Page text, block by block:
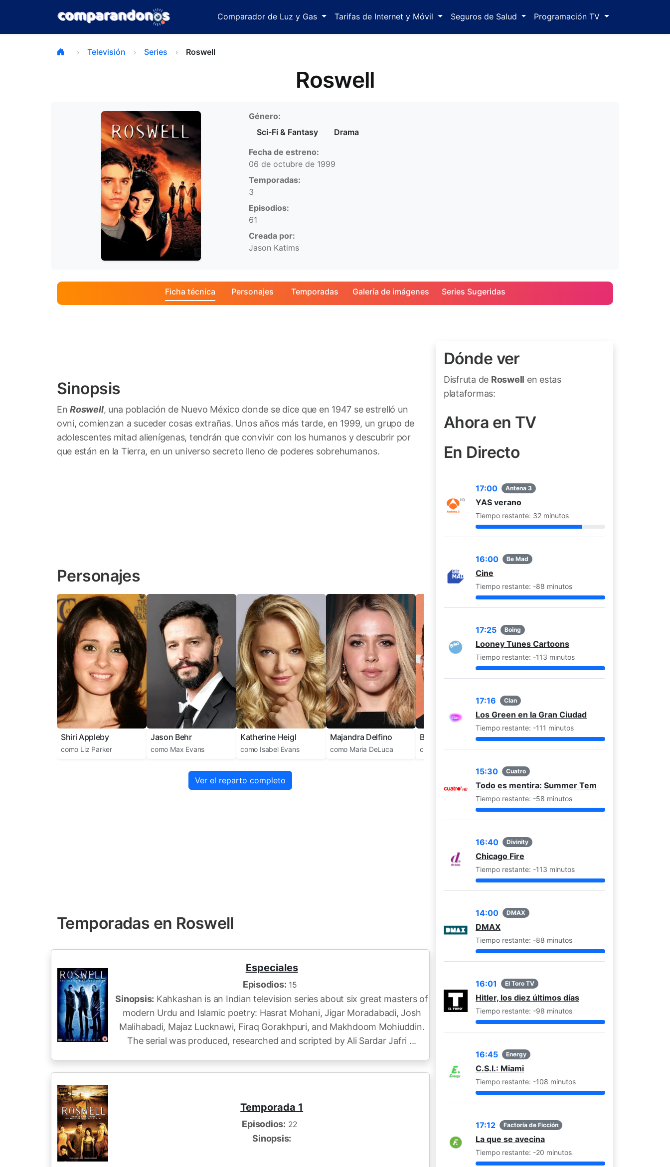
Comparador de Luz y Gas Tarifas de Internet y Móvil Seguros de Salud Programación TV
Televisión Series Roswell
Roswell
Ficha técnica
Género:
Sci-Fi & Fantasy
Drama
Fecha de estreno:
06 de octubre de 1999
Temporadas:
3
Episodios:
61
Creada por:
Jason Katims
Ficha técnica Personajes Temporadas Galería de imágenes Series Sugeridas
Sinopsis
EnRoswell, una población de Nuevo México donde se dice que en 1947 se estrelló un
ovni, comienzan a suceder cosas extrañas. Unos años más tarde, en 1999, un grupo de
adolescentes mitad alienígenas, tendrán que convivir con los humanos y descubrir por
que están en la Tierra, en un universo secreto lleno de poderes sobrehumanos.
Personajes
Shiri Appleby
como Liz Parker
Jason Behr
como Max Evans
Katherine Heigl
como Isabel Evans
Majandra Delfino
como Maria DeLuca
Brendan Fehr
como Michael Guerin
Colin Hanks
comoAlex Whitman
Ver el reparto completo
Temporadas en Roswell
Especiales
Episodios: 15
Sinopsis: Kahkashan is an Indian television series about six great masters of
modern Urdu and Islamic poetry: Hasrat Mohani, Jigar Moradabadi, Josh
Malihabadi, Majaz Lucknawi, Firaq Gorakhpuri, and Makhdoom Mohiuddin.
The serial was produced, researched and scripted by Ali Sardar Jafri ...
Temporada 1
Episodios: 22
Sinopsis:
Dónde ver
Disfruta de Roswell en estas
plataformas:
Ahora en TV
En Directo
17:00 Antena 3
YAS verano
Tiempo restante: 32 minutos
16:00 Be Mad
Cine
Tiempo restante: -88 minutos
17:25 Boing
Looney Tunes Cartoons
Tiempo restante: -113 minutos
17:16 Clan
Los Green en la Gran Ciudad
Tiempo restante: -111 minutos
15:30 Cuatro
Todo es mentira: Summer Tem
Tiempo restante: -58 minutos
16:40 Divinity
Chicago Fire
Tiempo restante: -113 minutos
14:00 DMAX
DMAX
Tiempo restante: -88 minutos
16:01 El Toro TV
Hitler, los diez últimos días
Tiempo restante: -98 minutos
16:45 Energy
C.S.I.: Miami
Tiempo restante: -108 minutos
17:12 Factoría de Ficción
La que se avecina
Tiempo restante: -20 minutos